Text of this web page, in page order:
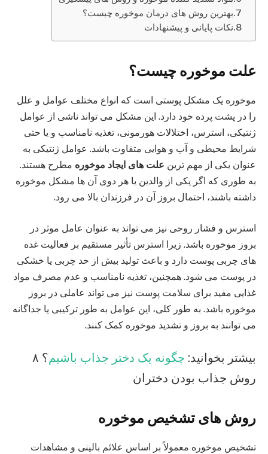
بهترین روش های درمان موخوره چیست؟
نکات پایانی و پیشنهادات
علت موخوره چیست؟
موخوره یک مشکل پوستی است که انواع مختلف عوامل و علل
را در پشت پرده خود دارد. این مشکل می‌ تواند ناشی از عوامل
ژنتیکی، استرس، اختلالات هورمونی، تغذیه نامناسب و یا حتی
شرایط محیطی و آب و هوایی متفاوت باشد. عوامل ژنتیکی به
عنوان یکی از مهم‌ ترین علت های ایجاد موخوره مطرح هستند.
به طوری که اگر یکی از والدین یا هر دوی آن‌ ها مشکل موخوره
داشته باشند، احتمال بروز آن در فرزندان بالا می‌ رود.
استرس و فشار روحی نیز می‌ تواند به عنوان عامل موثر در
بروز موخوره باشد. زیرا استرس تأثیر مستقیم بر فعالیت غده‌
های چربی پوست دارد و باعث تولید بیش از حد چربی یا خشکی
در پوست می شود. همچنین، تغذیه نامناسب و عدم مصرف مواد
غذایی مفید برای سلامت پوست نیز می‌ تواند عاملی در بروز
موخوره باشد. به طور کلی، این عوامل به‌ طور ترکیبی یا جداگانه
می‌ توانند به بروز و تشدید موخوره کمک کنند.
بیشتر بخوانید: چگونه یک دختر جذاب باشیم
؟ ۸
روش جذاب بودن دختران
روش های تشخیص موخوره
تشخیص موخوره معمولاً بر اساس علائم بالینی و مشاهدات